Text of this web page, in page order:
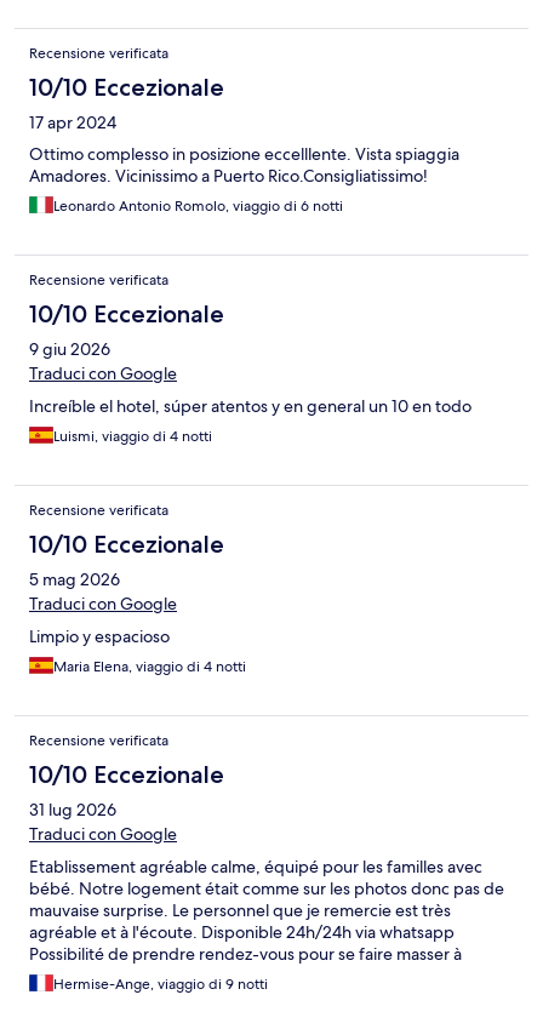
Recensione verificata
10/10 Eccezionale
17 apr 2024
Ottimo complesso in posizione eccelllente. Vista spiaggia
Amadores. Vicinissimo a Puerto Rico.Consigliatissimo!
Leonardo Antonio Romolo, viaggio di 6 notti
Recensione verificata
10/10 Eccezionale
9 giu 2026
Traduci con Google
Increíble el hotel, súper atentos y en general un 10 en todo
Luismi, viaggio di 4 notti
Recensione verificata
10/10 Eccezionale
5 mag 2026
Traduci con Google
Limpio y espacioso
Maria Elena, viaggio di 4 notti
Recensione verificata
10/10 Eccezionale
31 lug 2026
Traduci con Google
Etablissement agréable calme, équipé pour les familles avec
bébé. Notre logement était comme sur les photos donc pas de
mauvaise surprise. Le personnel que je remercie est très
agréable et à l'écoute. Disponible 24h/24h via whatsapp
Possibilité de prendre rendez-vous pour se faire masser à
l'appartement via un intermédiaire de l'hôtel.
Hermise-Ange, viaggio di 9 notti